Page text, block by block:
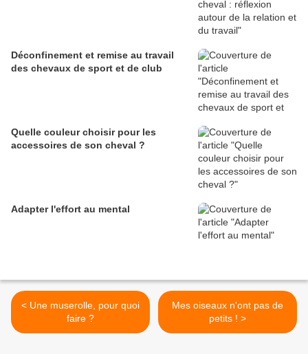
Déconfinement et remise au travail
des chevaux de sport et de club
Quelle couleur choisir pour les
accessoires de son cheval ?
Adapter l'effort au mental
< Une muserolle, pour quoi
faire ?
Mes oiseaux n'ont pas de
petits ! >